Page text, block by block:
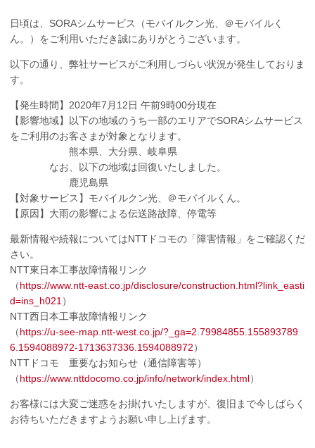
日頃は、SORAシムサービス（モバイルクン光、＠モバイルく
ん。）をご利用いただき誠にありがとうございます。
以下の通り、弊社サービスがご利用しづらい状況が発生しておりま
す。
【発生時間】2020年7月12日 午前9時00分現在
【影響地域】以下の地域のうち一部のエリアでSORAシムサービス
をご利用のお客さまが対象となります。
熊本県、大分県、岐阜県
なお、以下の地域は回復いたしました。
鹿児島県
【対象サービス】モバイルクン光、＠モバイルくん。
【原因】大雨の影響による伝送路故障、停電等
最新情報や続報についてはNTTドコモの「障害情報」をご確認くだ
さい。
NTT東日本工事故障情報リンク
（https://www.ntt-east.co.jp/disclosure/construction.html?link_easti
d=ins_h021）
NTT西日本工事故障情報リンク
（https://u-see-map.ntt-west.co.jp/?_ga=2.79984855.155893789
6.1594088972-1713637336.1594088972）
NTTドコモ 重要なお知らせ（通信障害等）
（https://www.nttdocomo.co.jp/info/network/index.html）
お客様には大変ご迷惑をお掛けいたしますが、復旧まで今しばらく
お待ちいただきますようお願い申し上げます。